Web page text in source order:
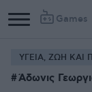
Games
Column
1
2
ΥΓΕΙΑ, ΖΩΗ ΚΑΙ
Άδωνις